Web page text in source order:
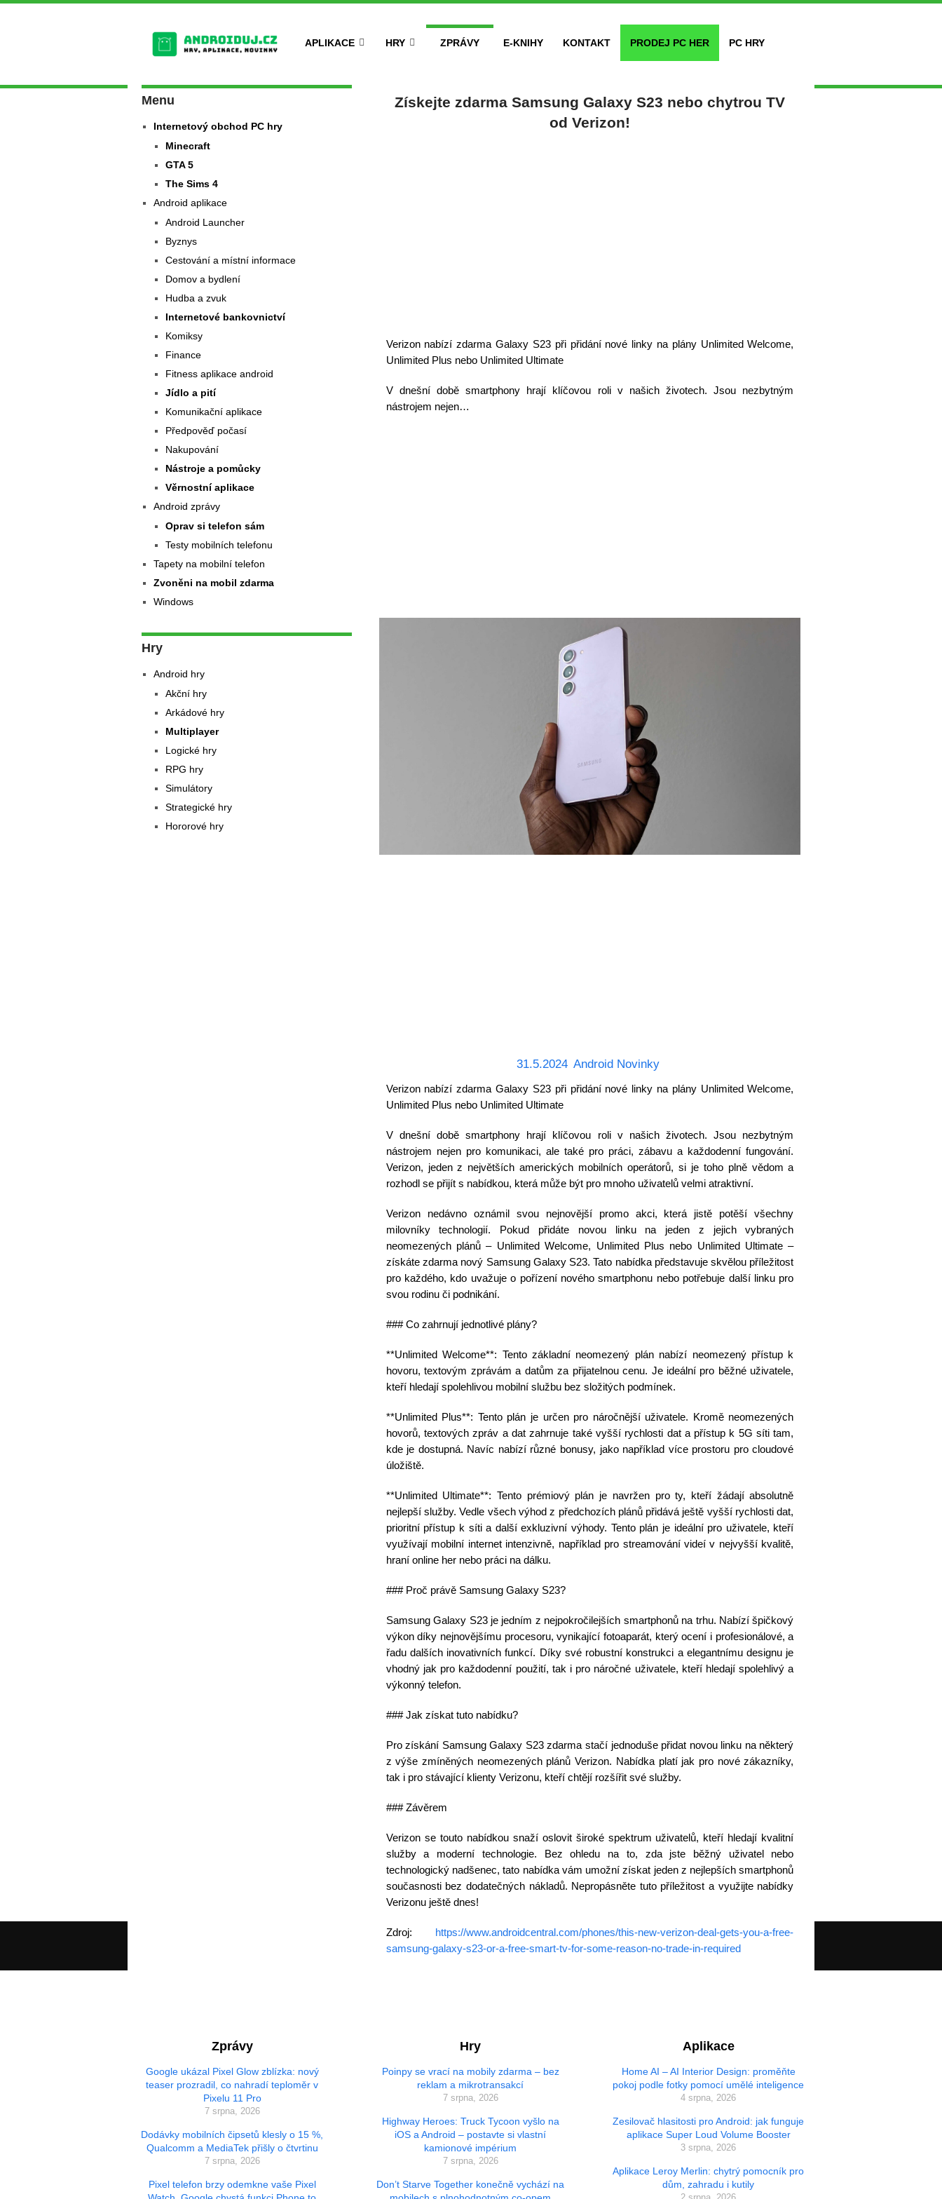
APLIKACE HRY ZPRÁVY E-KNIHY KONTAKT PRODEJ PC HER PC HRY
Získejte zdarma Samsung Galaxy S23 nebo chytrou TV
od Verizon!
Verizon nabízí zdarma Galaxy S23 při přidání nové linky na plány Unlimited Welcome,
Unlimited Plus nebo Unlimited Ultimate
V dnešní době smartphony hrají klíčovou roli v našich životech. Jsou nezbytným
nástrojem nejen…
31.5.2024 Android Novinky
Verizon nabízí zdarma Galaxy S23 při přidání nové linky na plány Unlimited Welcome,
Unlimited Plus nebo Unlimited Ultimate
V dnešní době smartphony hrají klíčovou roli v našich životech. Jsou nezbytným
nástrojem nejen pro komunikaci, ale také pro práci, zábavu a každodenní fungování.
Verizon, jeden z největších amerických mobilních operátorů, si je toho plně vědom a
rozhodl se přijít s nabídkou, která může být pro mnoho uživatelů velmi atraktivní.
Verizon nedávno oznámil svou nejnovější promo akci, která jistě potěší všechny
milovníky technologií. Pokud přidáte novou linku na jeden z jejich vybraných
neomezených plánů – Unlimited Welcome, Unlimited Plus nebo Unlimited Ultimate –
získáte zdarma nový Samsung Galaxy S23. Tato nabídka představuje skvělou příležitost
pro každého, kdo uvažuje o pořízení nového smartphonu nebo potřebuje další linku pro
svou rodinu či podnikání.
### Co zahrnují jednotlivé plány?
**Unlimited Welcome**: Tento základní neomezený plán nabízí neomezený přístup k
hovoru, textovým zprávám a datům za přijatelnou cenu. Je ideální pro běžné uživatele,
kteří hledají spolehlivou mobilní službu bez složitých podmínek.
**Unlimited Plus**: Tento plán je určen pro náročnější uživatele. Kromě neomezených
hovorů, textových zpráv a dat zahrnuje také vyšší rychlosti dat a přístup k 5G síti tam,
kde je dostupná. Navíc nabízí různé bonusy, jako například více prostoru pro cloudové
úložiště.
**Unlimited Ultimate**: Tento prémiový plán je navržen pro ty, kteří žádají absolutně
nejlepší služby. Vedle všech výhod z předchozích plánů přidává ještě vyšší rychlosti dat,
prioritní přístup k síti a další exkluzivní výhody. Tento plán je ideální pro uživatele, kteří
využívají mobilní internet intenzivně, například pro streamování videí v nejvyšší kvalitě,
hraní online her nebo práci na dálku.
### Proč právě Samsung Galaxy S23?
Samsung Galaxy S23 je jedním z nejpokročilejších smartphonů na trhu. Nabízí špičkový
výkon díky nejnovějšímu procesoru, vynikající fotoaparát, který ocení i profesionálové, a
řadu dalších inovativních funkcí. Díky své robustní konstrukci a elegantnímu designu je
vhodný jak pro každodenní použití, tak i pro náročné uživatele, kteří hledají spolehlivý a
výkonný telefon.
### Jak získat tuto nabídku?
Pro získání Samsung Galaxy S23 zdarma stačí jednoduše přidat novou linku na některý
z výše zmíněných neomezených plánů Verizon. Nabídka platí jak pro nové zákazníky,
tak i pro stávající klienty Verizonu, kteří chtějí rozšířit své služby.
### Závěrem
Verizon se touto nabídkou snaží oslovit široké spektrum uživatelů, kteří hledají kvalitní
služby a moderní technologie. Bez ohledu na to, zda jste běžný uživatel nebo
technologický nadšenec, tato nabídka vám umožní získat jeden z nejlepších smartphonů
současnosti bez dodatečných nákladů. Nepropásněte tuto příležitost a využijte nabídky
Verizonu ještě dnes!
Zdroj: https://www.androidcentral.com/phones/this-new-verizon-deal-gets-you-a-free-
samsung-galaxy-s23-or-a-free-smart-tv-for-some-reason-no-trade-in-required
Menu
Internetový obchod PC hry
Minecraft
GTA 5
The Sims 4
Android aplikace
Android Launcher
Byznys
Cestování a místní informace
Domov a bydlení
Hudba a zvuk
Internetové bankovnictví
Komiksy
Finance
Fitness aplikace android
Jídlo a pití
Komunikační aplikace
Předpověď počasí
Nakupování
Nástroje a pomůcky
Věrnostní aplikace
Android zprávy
Oprav si telefon sám
Testy mobilních telefonu
Tapety na mobilní telefon
Zvoněni na mobil zdarma
Windows
Hry
Android hry
Akční hry
Arkádové hry
Multiplayer
Logické hry
RPG hry
Simulátory
Strategické hry
Hororové hry
Zprávy
Google ukázal Pixel Glow zblízka: nový
teaser prozradil, co nahradí teploměr v
Pixelu 11 Pro
7 srpna, 2026
Dodávky mobilních čipsetů klesly o 15 %,
Qualcomm a MediaTek přišly o čtvrtinu
7 srpna, 2026
Pixel telefon brzy odemkne vaše Pixel
Hry
Poinpy se vrací na mobily zdarma – bez
reklam a mikrotransakcí
7 srpna, 2026
Highway Heroes: Truck Tycoon vyšlo na
iOS a Android – postavte si vlastní
kamionové impérium
7 srpna, 2026
Don’t Starve Together konečně vychází na
Aplikace
Home AI – AI Interior Design: proměňte
pokoj podle fotky pomocí umělé inteligence
4 srpna, 2026
Zesilovač hlasitosti pro Android: jak funguje
aplikace Super Loud Volume Booster
3 srpna, 2026
Aplikace Leroy Merlin: chytrý pomocník pro
dům, zahradu i kutily